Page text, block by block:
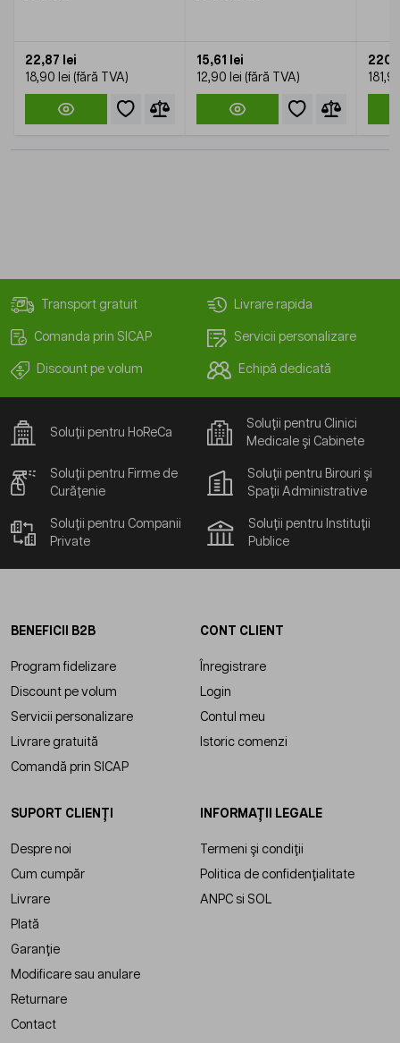
22,87 lei
18,90 lei
15,61 lei
12,90 lei
Transport gratuit Livrare rapida
Comanda prin SICAP Servicii personalizare
Discount pe volum Echipă dedicată
Soluții pentru HoReCa
Soluții pentru Clinici
Medicale și Cabinete
Soluții pentru Firme de
Curățenie
Soluții pentru Birouri și
Spații Administrative
Soluții pentru Companii
Private
Soluții pentru Instituții
Publice
BENEFICII B2B
Program fidelizare
Discount pe volum
Servicii personalizare
Livrare gratuită
Comandă prin SICAP
CONT CLIENT
Înregistrare
Login
Contul meu
Istoric comenzi
SUPORT CLIENȚI
Despre noi
Cum cumpăr
Livrare
Plată
Garanție
Modificare sau anulare
Returnare
Contact
INFORMAȚII LEGALE
Termeni și condiții
Politica de confidențialitate
ANPC si SOL